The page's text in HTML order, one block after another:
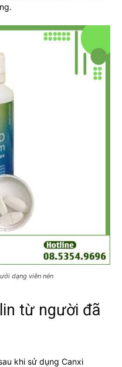
dạng viên nén
từ người đã
khi sử dụng Canxi